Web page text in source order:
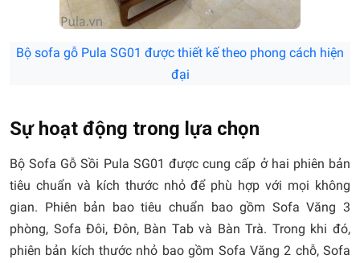
Bộ sofa gỗ Pula SG01 được thiết kế theo phong cách hiện
đại
Sự hoạt động trong lựa chọn
Bộ Sofa Gỗ Sồi Pula SG01 được cung cấp ở hai phiên bản
tiêu chuẩn và kích thước nhỏ để phù hợp với mọi không
gian. Phiên bản bao tiêu chuẩn bao gồm Sofa Văng 3
phòng, Sofa Đôi, Đôn, Bàn Tab và Bàn Trà. Trong khi đó,
phiên bản kích thước nhỏ bao gồm Sofa Văng 2 chỗ, Sofa